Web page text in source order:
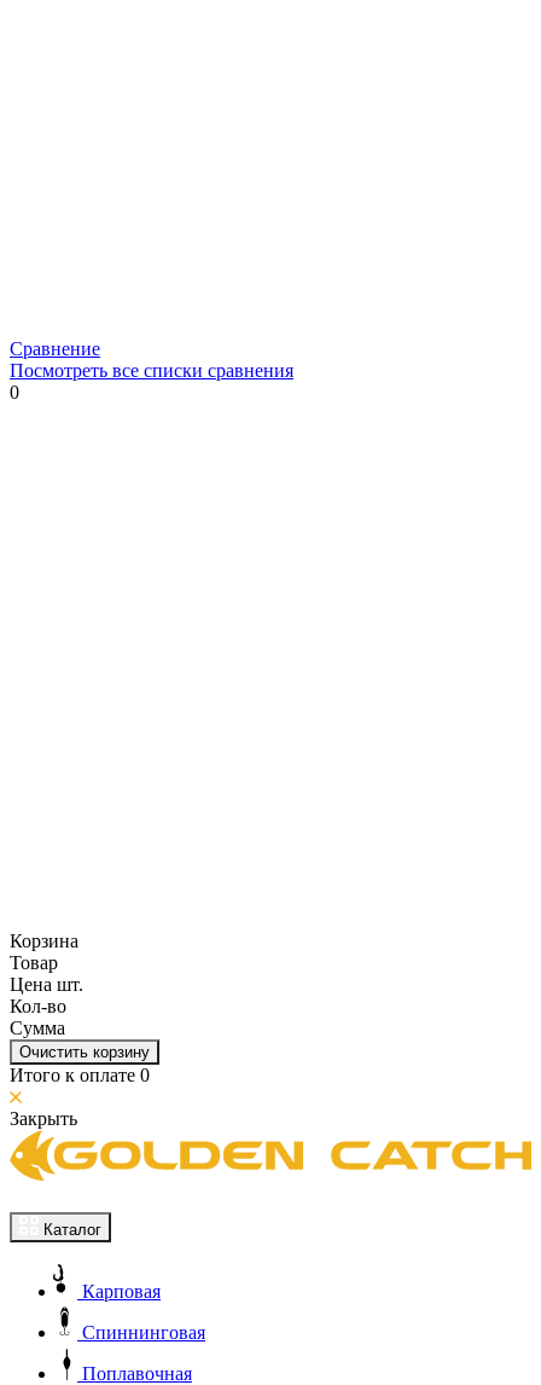
Сравнение
Посмотреть все списки сравнения
0
Корзина
Товар
Цена шт.
Кол-во
Сумма
Очистить корзину
Итого к оплате 0
Закрыть
Каталог
Карповая
Спиннинговая
Поплавочная